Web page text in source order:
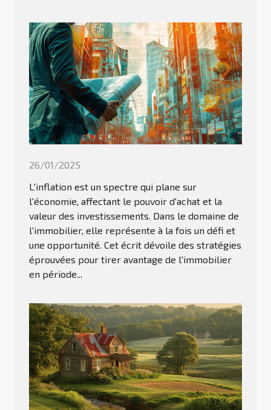
26/01/2025
L'inflation est un spectre qui plane sur
l'économie, affectant le pouvoir d'achat et la
valeur des investissements. Dans le domaine de
l'immobilier, elle représente à la fois un défi et
une opportunité. Cet écrit dévoile des stratégies
éprouvées pour tirer avantage de l'immobilier
en période...